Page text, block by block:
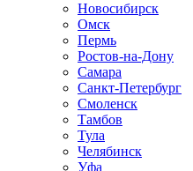
Новосибирск
Омск
Пермь
Ростов-на-Дону
Самара
Санкт-Петербург
Смоленск
Тамбов
Тула
Челябинск
Уфа